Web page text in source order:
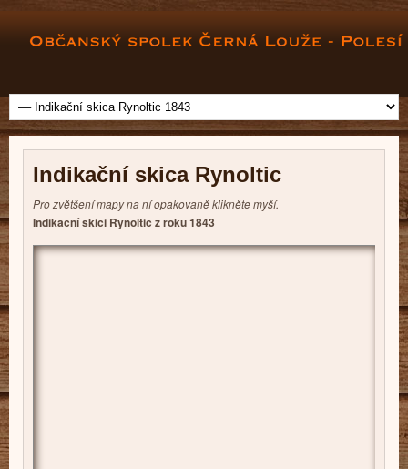
Indikační skica Rynoltic
Pro zvětšení mapy na ní opakovaně klikněte myší.
Indikační skici Rynoltic z roku 1843